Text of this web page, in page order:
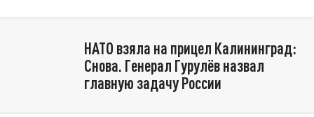
НАТО взяла на прицел Калининград:
Снова. Генерал Гурулёв назвал
главную задачу России